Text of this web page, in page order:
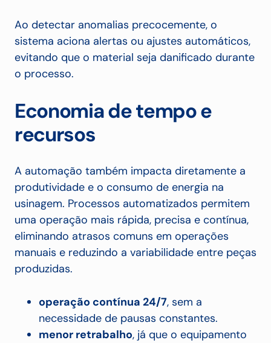
Ao detectar anomalias precocemente, o
sistema aciona alertas ou ajustes automáticos,
evitando que o material seja danificado durante
o processo.
Economia de tempo e
recursos
A automação também impacta diretamente a
produtividade e o consumo de energia na
usinagem. Processos automatizados permitem
uma operação mais rápida, precisa e contínua,
eliminando atrasos comuns em operações
manuais e reduzindo a variabilidade entre peças
produzidas.
operação contínua 24/7, sem a
necessidade de pausas constantes.
menor retrabalho, já que o equipamento